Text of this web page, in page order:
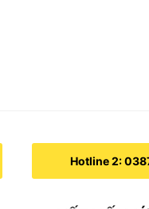
Hotline 2: